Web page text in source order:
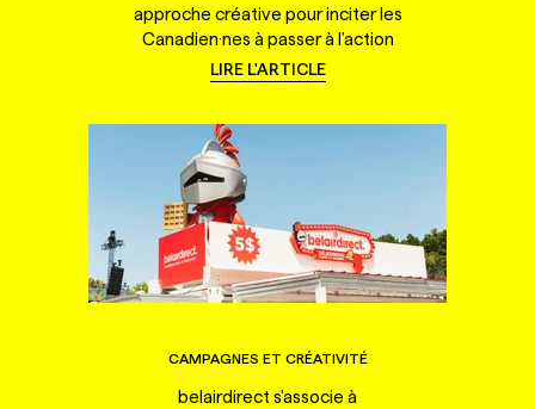
approche créative pour inciter les
Canadien·nes à passer à l'action
LIRE L'ARTICLE
CAMPAGNES ET CRÉATIVITÉ
belairdirect s'associe à